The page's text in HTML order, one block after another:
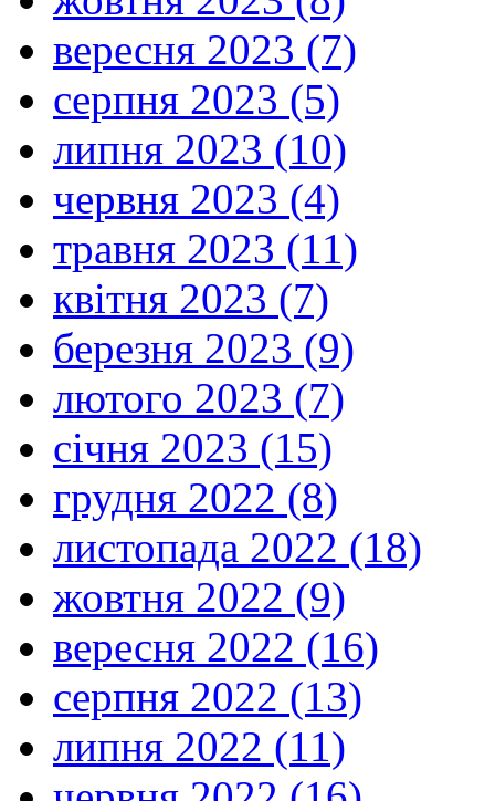
вересня 2023 (7)
серпня 2023 (5)
липня 2023 (10)
червня 2023 (4)
травня 2023 (11)
квітня 2023 (7)
березня 2023 (9)
лютого 2023 (7)
січня 2023 (15)
грудня 2022 (8)
листопада 2022 (18)
жовтня 2022 (9)
вересня 2022 (16)
серпня 2022 (13)
липня 2022 (11)